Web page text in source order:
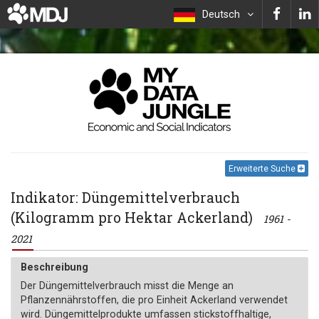
Deutsch
Erweiterte Suche
Indikator: Düngemittelverbrauch
(Kilogramm pro Hektar Ackerland)
1961 -
2021
Beschreibung
Der Düngemittelverbrauch misst die Menge an
Pflanzennährstoffen, die pro Einheit Ackerland verwendet
wird. Düngemittelprodukte umfassen stickstoffhaltige,